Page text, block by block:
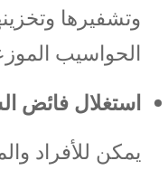
وتشفيرها
الحواسيب
استغلال فائض
يمكن للأفراد